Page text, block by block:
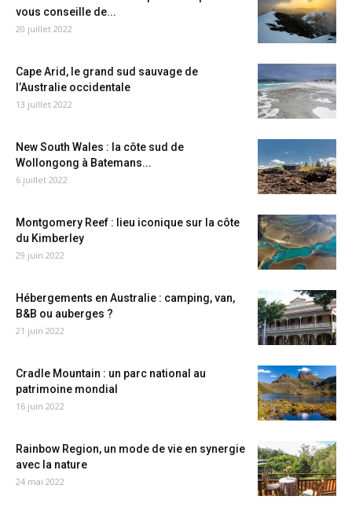
vous conseille de...
20 juillet 2022
Cape Arid, le grand sud sauvage de
l’Australie occidentale
13 juillet 2022
New South Wales : la côte sud de
Wollongong à Batemans...
6 juillet 2022
Montgomery Reef : lieu iconique sur la côte
du Kimberley
29 juin 2022
Hébergements en Australie : camping, van,
B&B ou auberges ?
21 juin 2022
Cradle Mountain : un parc national au
patrimoine mondial
16 juin 2022
Rainbow Region, un mode de vie en synergie
avec la nature
24 mai 2022